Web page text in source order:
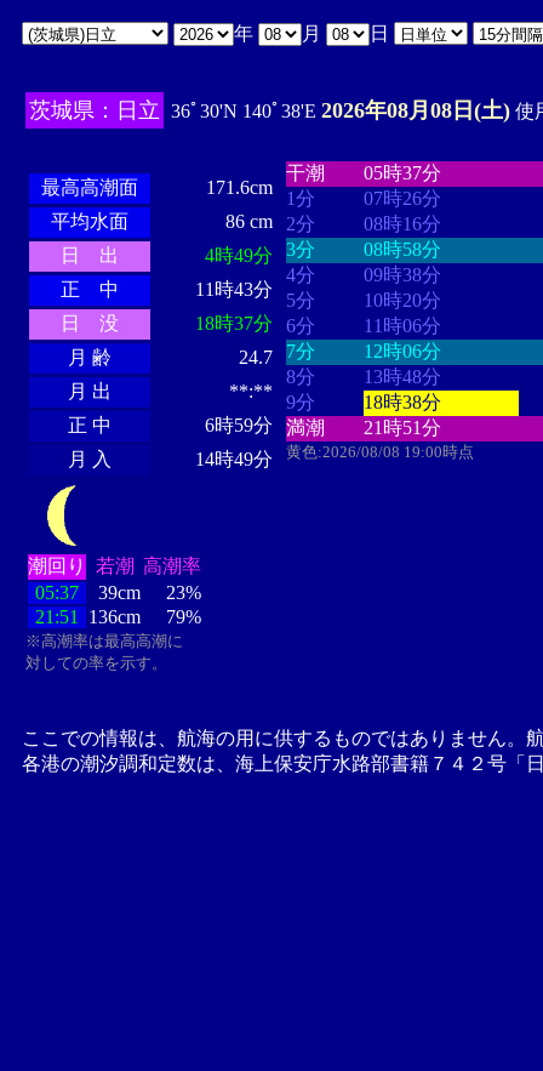
年 月 日
茨城県：日立 36ﾟ30'N 140ﾟ38'E 2026年08月08日(土) 使
最高高潮面
171.6cm
平均水面
86 cm
日 出
4時49分
正 中
11時43分
日 没
18時37分
月 齢
24.7
月 出
**:**
正 中
6時59分
月 入
14時49分
潮回り 若潮 高潮率
05:37
39cm
23%
21:51
136cm 79%
※高潮率は最高高潮に
対しての率を示す。
干潮
05時37分
1分
07時26分
2分
08時16分
3分
08時58分
4分
09時38分
5分
10時20分
6分
11時06分
7分
12時06分
8分
13時48分
9分
18時38分
満潮
21時51分
黄色:2026/08/08 19:00時点
ここでの情報は、航海の用に供するものではありません。
各港の潮汐調和定数は、海上保安庁水路部書籍７４２号「